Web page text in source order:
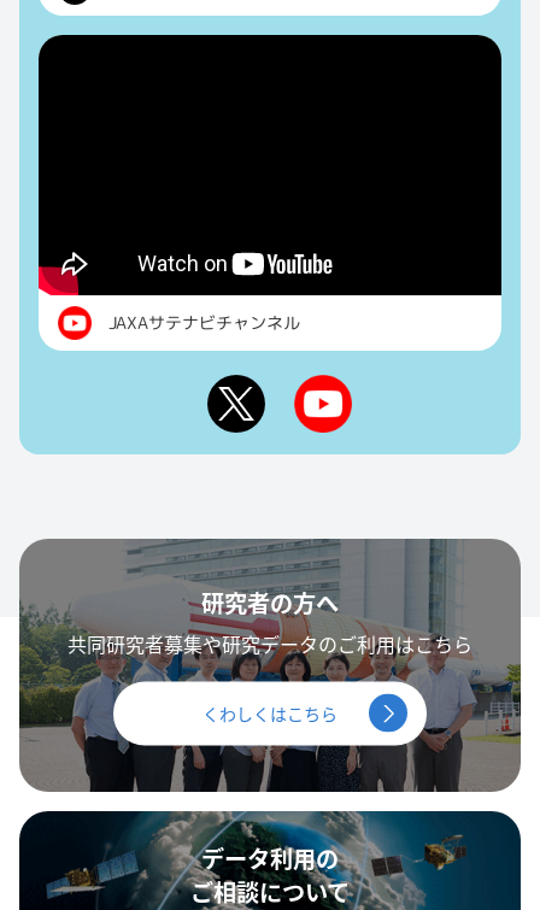
JAXAサテナビチャンネル
研究者の方へ
共同研究者募集や研究データのご利用はこちら
くわしくはこちら
データ利用の
ご相談について